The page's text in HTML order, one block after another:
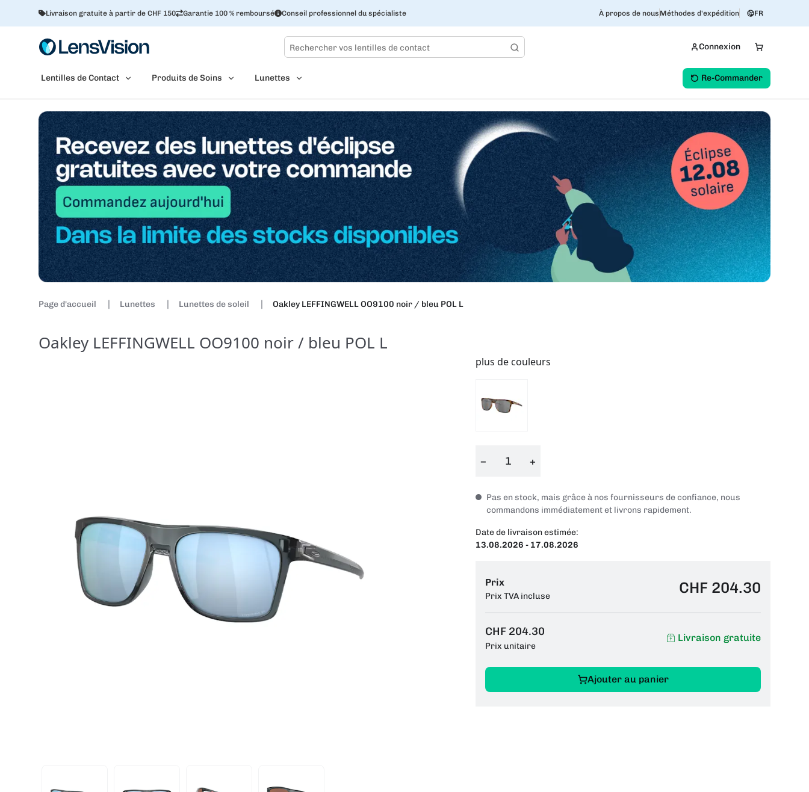
Livraison gratuite à partir de CHF 150 Garantie 100 % remboursé Conseil professionnel du spécialiste À propos de nous Méthodes d'expédition FR
Connexion
Lentilles de Contact Produits de Soins Lunettes Re-Commander
Page d'accueil Lunettes Lunettes de soleil Oakley LEFFINGWELL OO9100 noir / bleu POL L
Oakley LEFFINGWELL OO9100 noir / bleu POL L
plus de couleurs
− +
Pas en stock, mais grâce à nos fournisseurs de confiance, nous
commandons immédiatement et livrons rapidement.
Date de livraison estimée:
13.08.2026 - 17.08.2026
Prix
Prix TVA incluse CHF 204.30
CHF 204.30
Prix unitaire
Livraison gratuite
Ajouter au panier